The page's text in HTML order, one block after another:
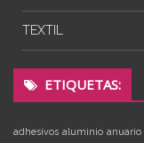
TEXTIL
ETIQUETAS:
adhesivos aluminio anuario